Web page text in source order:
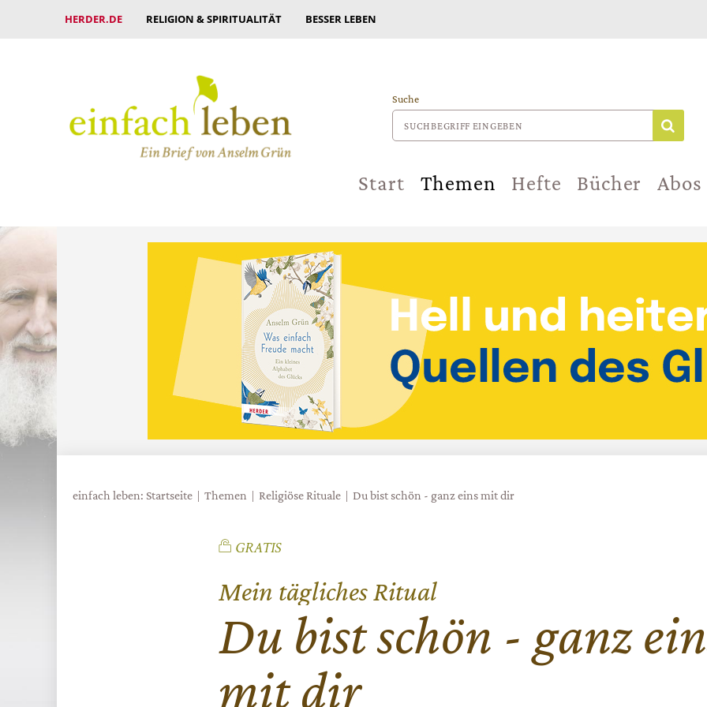
HERDER.DE RELIGION & SPIRITUALITÄT BESSER LEBEN
Suche
Start Themen Hefte Bücher Abos
einfach leben: Startseite Themen Religiöse Rituale Du bist schön - ganz eins mit dir
Mein tägliches Ritual
:
Du bist schön - ganz
mit dir